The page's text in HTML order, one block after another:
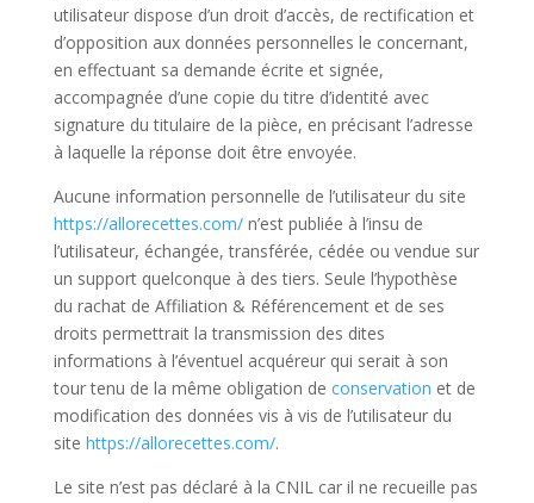
utilisateur dispose d’un droit d’accès, de rectification et
d’opposition aux données personnelles le concernant,
en effectuant sa demande écrite et signée,
accompagnée d’une copie du titre d’identité avec
signature du titulaire de la pièce, en précisant l’adresse
à laquelle la réponse doit être envoyée.
Aucune information personnelle de l’utilisateur du site
https://allorecettes.com/n’est publiée à l’insu de
l’utilisateur, échangée, transférée, cédée ou vendue sur
un support quelconque à des tiers. Seule l’hypothèse
du rachat de Affiliation & Référencement et de ses
droits permettrait la transmission des dites
informations à l’éventuel acquéreur qui serait à son
tour tenu de la même obligation de conservation et de
modification des données vis à vis de l’utilisateur du
site https://allorecettes.com/.
Le site n’est pas déclaré à la CNIL car il ne recueille pas